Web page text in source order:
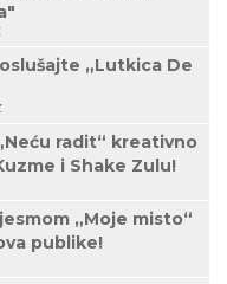
„Lutkica De
radit“ kreativno
i Shake Zulu!
„Moje misto“
publike!